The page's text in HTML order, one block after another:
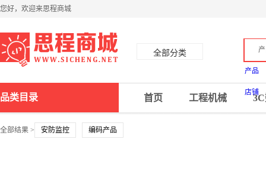
您好，欢迎来思程商城
全部分类
产品
店铺
品类目录 首页 工程机械
全部结果 > 安防监控 编码产品